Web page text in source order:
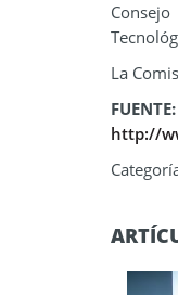
La
FUENTE:
http://